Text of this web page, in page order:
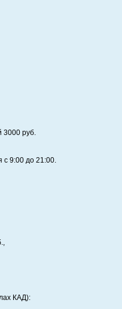
3000 руб.
9:00 до 21:00.
КАД):